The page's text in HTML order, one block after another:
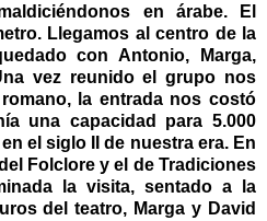
en árabe. El
Llegamos al centro de la
con Antonio, Marga,
vez reunido el grupo nos
la entrada nos costó
una capacidad para 5.000
el siglo II de nuestra era. En
Folclore y el de Tradiciones
la visita, sentado a la
del teatro, Marga y David